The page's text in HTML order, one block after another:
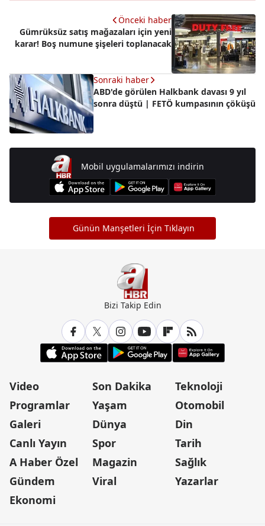
Önceki haber
Gümrüksüz satış mağazaları için yeni
karar! Boş numune şişeleri toplanacak
Sonraki haber
ABD'de görülen Halkbank davası 9 yıl
sonra düştü | FETÖ kumpasının çöküşü
Mobil uygulamalarımızı indirin
Günün Manşetleri İçin Tıklayın
Bizi Takip Edin
Video
Programlar
Galeri
Canlı Yayın
A Haber Özel
Gündem
Ekonomi
Son Dakika
Yaşam
Dünya
Spor
Magazin
Viral
Teknoloji
Otomobil
Din
Tarih
Sağlık
Yazarlar